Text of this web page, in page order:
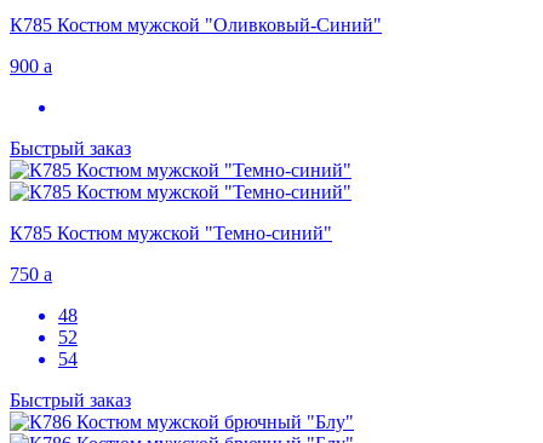
К785 Костюм мужской "Оливковый-Синий"
900 a
Быстрый заказ
К785 Костюм мужской "Темно-синий"
750 a
48
52
54
Быстрый заказ